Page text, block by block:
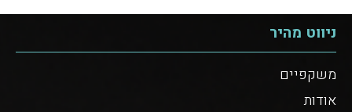
ניווט מהיר
משקפיים
אודות